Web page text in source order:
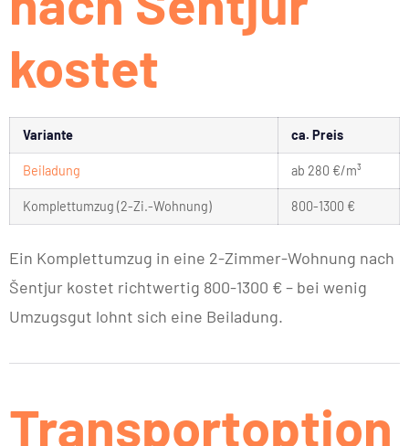
kostet
Variante ca. Preis
Beiladung ab 280 €/m³
Komplettumzug (2-Zi.-Wohnung) 800-1300 €
Ein Komplettumzug in eine 2-Zimmer-Wohnung nach
Šentjur kostet richtwertig 800-1300 € – bei wenig
Umzugsgut lohnt sich eine Beiladung.
Transportoption